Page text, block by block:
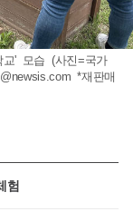
' 모습 (사진=국가
*재판매
험